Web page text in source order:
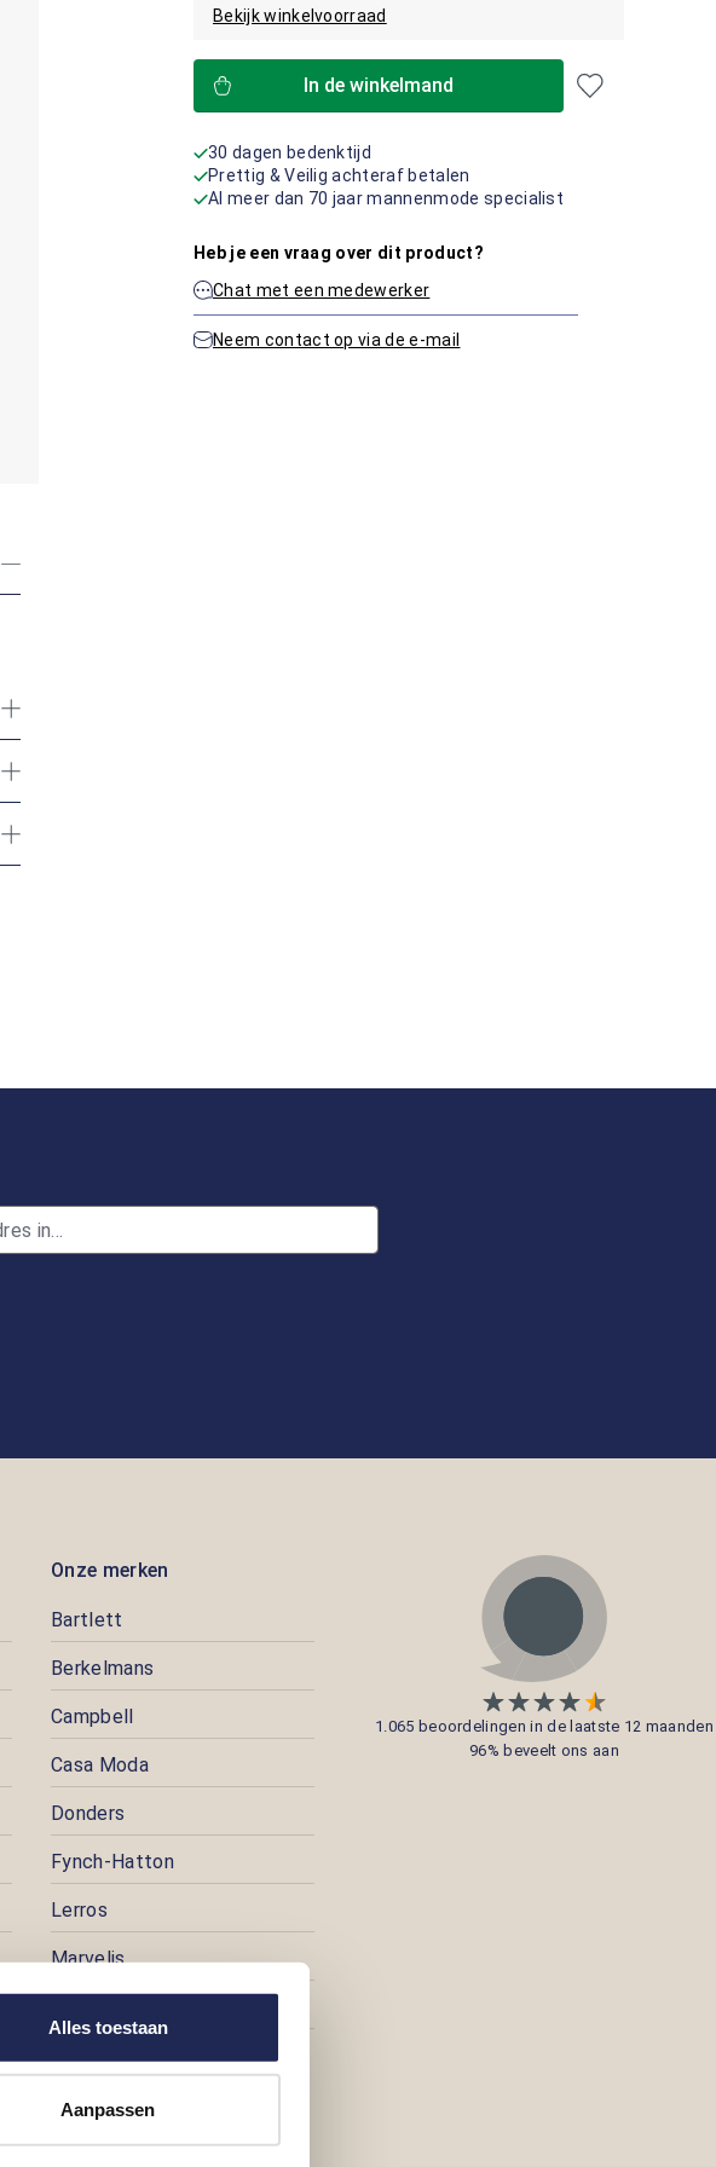
Alles toestaan
Aanpassen
Bekijk winkelvoorraad
In de winkelmand
30 dagen bedenktijd
Prettig & Veilig achteraf betalen
Al meer dan 70 jaar mannenmode specialist
Heb je een vraag over dit product?
Chat met een medewerker
Neem contact op via de e-mail
Onze merken
Bartlett
Berkelmans
Campbell
Casa Moda
Donders
Fynch-Hatton
Lerros
Marvelis
1.065 beoordelingen in de laatste 12 maanden
96% beveelt ons aan